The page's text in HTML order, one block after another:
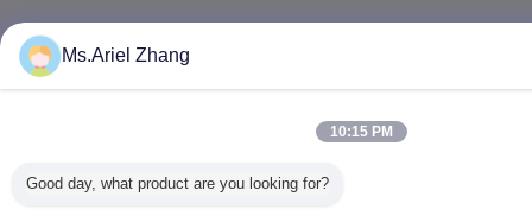
Ms.Ariel Zhang
10:15 PM
Good day, what product are you looking for?